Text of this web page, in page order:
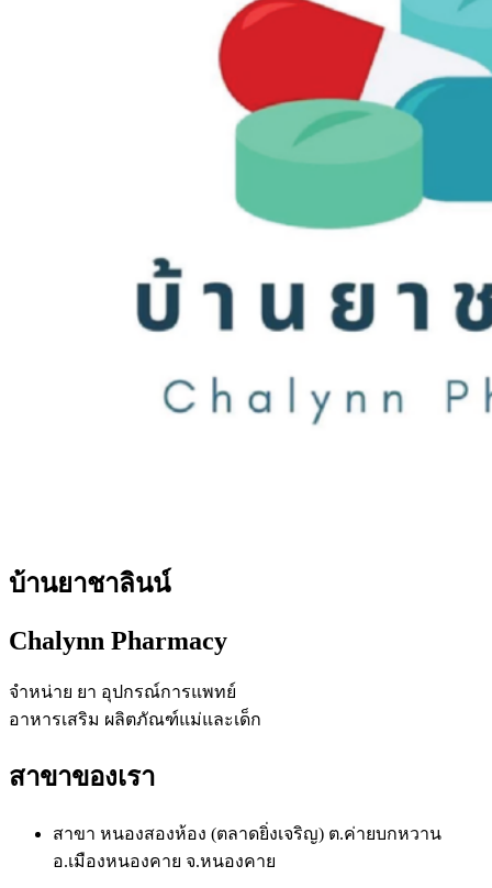
บ้านยาชาลินน์
Chalynn Pharmacy
จำหน่าย ยา อุปกรณ์การแพทย์
อาหารเสริม ผลิตภัณฑ์แม่และเด็ก
สาขาของเรา
สาขา หนองสองห้อง (ตลาดยิ่งเจริญ) ต.ค่ายบกหวาน
อ.เมืองหนองคาย จ.หนองคาย